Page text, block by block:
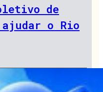
de
ajudar o Rio